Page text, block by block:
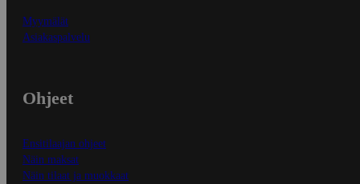
Myymälät
Asiakaspalvelu
Ohjeet
Ensitilaajan ohjeet
Näin maksat
Näin tilaat ja muokkaat